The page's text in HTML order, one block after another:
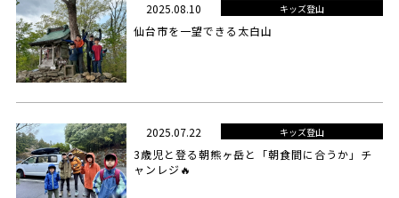
2025.08.10 キッズ登山
仙台市を一望できる太白山
2025.07.22 キッズ登山
3歳児と登る朝熊ヶ岳と「朝食間に合うか」チ
ャンレジ🔥